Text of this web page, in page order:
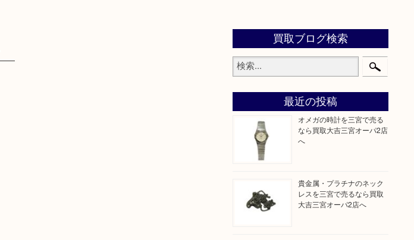
買取ブログ検索
最近の投稿
オメガの時計を三宮で売る
なら買取大吉三宮オーパ2店
へ
貴金属・プラチナのネック
レスを三宮で売るなら買取
大吉三宮オーパ2店へ